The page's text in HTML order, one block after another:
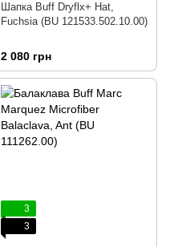
Шапка Buff Dryflx+ Hat,
Fuchsia (BU 121533.502.10.00)
2 080 грн
3
3